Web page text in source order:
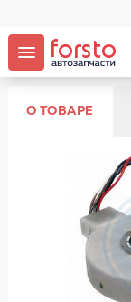
О ТОВАРЕ